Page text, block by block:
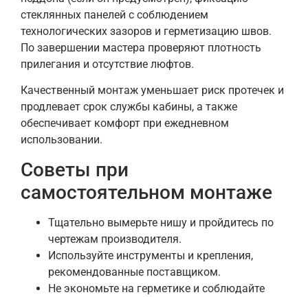
стеклянных панелей с соблюдением
технологических зазоров и герметизацию швов.
По завершении мастера проверяют плотность
прилегания и отсутствие люфтов.
Качественный монтаж уменьшает риск протечек и
продлевает срок службы кабины, а также
обеспечивает комфорт при ежедневном
использовании.
Советы при
самостоятельном монтаже
Тщательно вымерьте нишу и пройдитесь по
чертежам производителя.
Используйте инструменты и крепления,
рекомендованные поставщиком.
Не экономьте на герметике и соблюдайте